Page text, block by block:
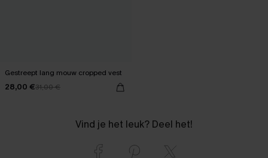
Gestreept lang mouw cropped vest
28,00 €31,00 €
Vind je het leuk? Deel het!